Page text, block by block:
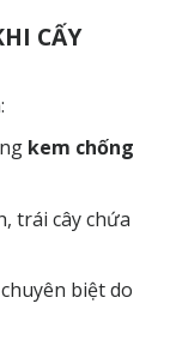
CẤY
kem chống
trái cây chứa
biệt do